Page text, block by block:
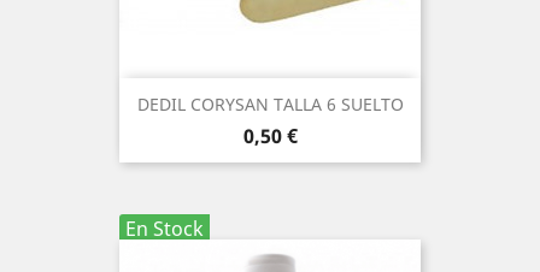
DEDIL CORYSAN TALLA 6 SUELTO
Precio
0,50 €
En Stock